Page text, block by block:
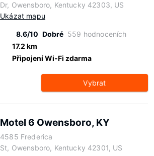
Dr, Owensboro, Kentucky 42303, US
Ukázat mapu
8.6/10 Dobré 559 hodnoceních
17.2 km
Připojení Wi-Fi zdarma
Vybrat
Motel 6 Owensboro, KY
4585 Frederica
St, Owensboro, Kentucky 42301, US